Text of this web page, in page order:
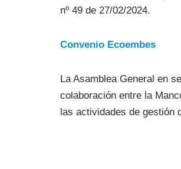
nº 49 de 27/02/2024.
Convenio Ecoembes
La Asamblea General en
colaboración entre la
las actividades de gestión